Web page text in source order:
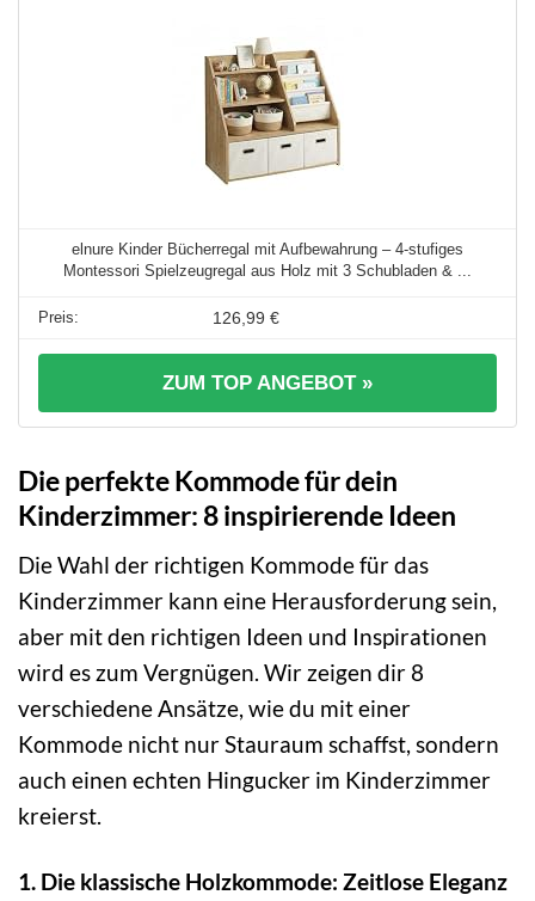
elnure Kinder Bücherregal mit Aufbewahrung – 4‑stufiges
Montessori Spielzeugregal aus Holz mit 3 Schubladen & ...
126,99 €
ZUM TOP ANGEBOT »
Die perfekte Kommode für dein
Kinderzimmer: 8 inspirierende Ideen
Die Wahl der richtigen Kommode für das
Kinderzimmer kann eine Herausforderung sein,
aber mit den richtigen Ideen und Inspirationen
wird es zum Vergnügen. Wir zeigen dir 8
verschiedene Ansätze, wie du mit einer
Kommode nicht nur Stauraum schaffst, sondern
auch einen echten Hingucker im Kinderzimmer
kreierst.
1. Die klassische Holzkommode: Zeitlose Eleganz